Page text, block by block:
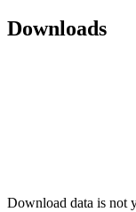
Downloads
Download data is not